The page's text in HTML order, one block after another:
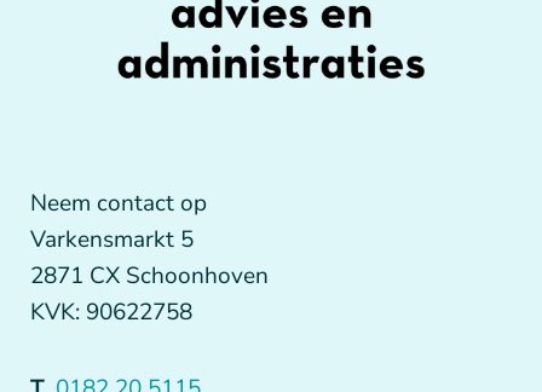
Neem contact op
Varkensmarkt 5
2871 CX Schoonhoven
KVK: 90622758